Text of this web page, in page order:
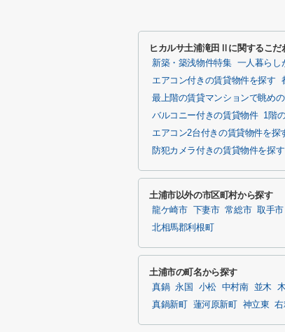
ヒカルサ土浦滝田Ⅱに関するこだ
新築・築浅物件特集 一人暮らし
エアコン付きの賃貸物件を探す
最上階の賃貸マンションで眺め
バルコニー付きの賃貸物件
1階
エアコン2台付きの賃貸物件を探
防犯カメラ付きの賃貸物件を探す
土浦市以外の市区町村から探す
龍ケ崎市 下妻市 常総市 取手市
北相馬郡利根町
土浦市の町名から探す
真鍋 永国 小松 中村南 並木
真鍋新町
蓮河原新町 神立東 右